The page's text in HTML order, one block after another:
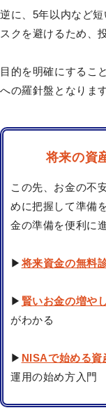
逆に、5年以内など
スクを避けるため、
目的を明確にするこ
への羅針盤となります
将来の資
この先、お金の不
めに把握して準備
金の準備を便利に
▶将来資金の無料
▶ 賢いお金の増や
がわかる
▶ NISAで始める資
運用の始め方入門